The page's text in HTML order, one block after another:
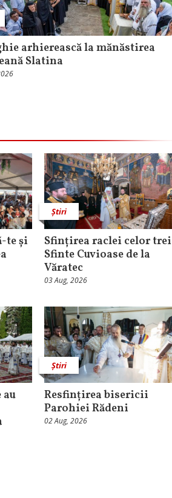
arhierească la mănăstirea
Slatina
te și
Știri
Sfințirea raclei celor trei
Sfinte Cuvioase de la
Văratec
03 Aug, 2026
au
Știri
Resfințirea bisericii
Parohiei Rădeni
02 Aug, 2026